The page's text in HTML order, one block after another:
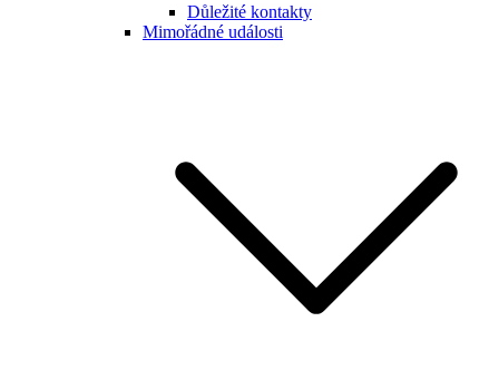
Důležité kontakty
Mimořádné události